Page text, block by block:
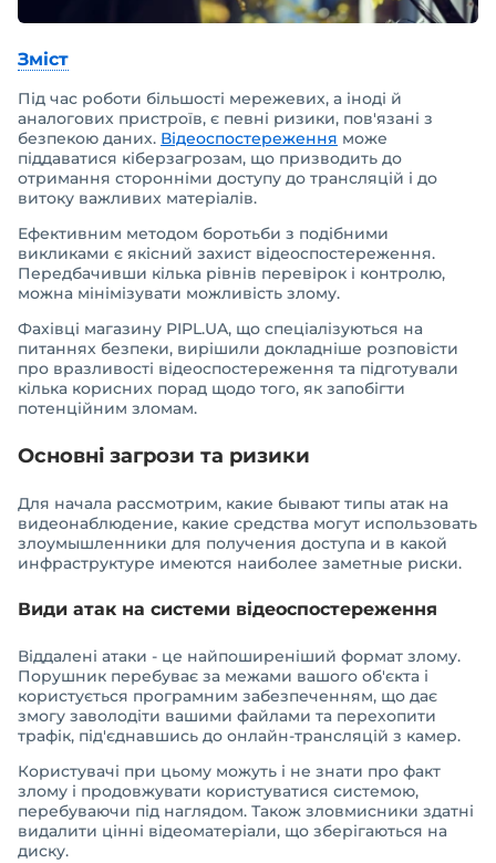
Зміст
Під час роботи більшості мережевих, а іноді й
аналогових пристроїв, є певні ризики, пов'язані з
безпекою даних. Відеоспостереження може
піддаватися кіберзагрозам, що призводить до
отримання сторонніми доступу до трансляцій і до
витоку важливих матеріалів.
Ефективним методом боротьби з подібними
викликами є якісний захист відеоспостереження.
Передбачивши кілька рівнів перевірок і контролю,
можна мінімізувати можливість злому.
Фахівці магазину PIPL.UA, що спеціалізуються на
питаннях безпеки, вирішили докладніше розповісти
про вразливості відеоспостереження та підготували
кілька корисних порад щодо того, як запобігти
потенційним зломам.
Основні загрози та ризики
Для начала рассмотрим, какие бывают типы атак на
видеонаблюдение, какие средства могут использовать
злоумышленники для получения доступа и в какой
инфраструктуре имеются наиболее заметные риски.
Види атак на системи відеоспостереження
Віддалені атаки - це найпоширеніший формат злому.
Порушник перебуває за межами вашого об'єкта і
користується програмним забезпеченням, що дає
змогу заволодіти вашими файлами та перехопити
трафік, під'єднавшись до онлайн-трансляцій з камер.
Користувачі при цьому можуть і не знати про факт
злому і продовжувати користуватися системою,
перебуваючи під наглядом. Також зловмисники здатні
видалити цінні відеоматеріали, що зберігаються на
диску.